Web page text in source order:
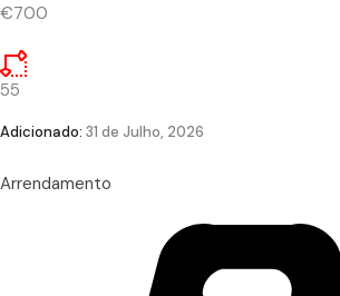
€700
55
Adicionado: 31 de Julho, 2026
Arrendamento